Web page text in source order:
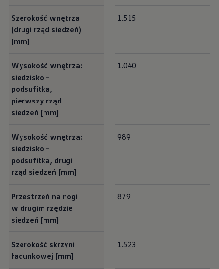
Szerokość wnętrza
(drugi rząd siedzeń)
[mm]
1.515
Wysokość wnętrza:
siedzisko -
podsufitka,
pierwszy rząd
siedzeń [mm]
1.040
Wysokość wnętrza:
siedzisko -
podsufitka, drugi
rząd siedzeń [mm]
989
Przestrzeń na nogi
w drugim rzędzie
siedzeń [mm]
879
Szerokość skrzyni
ładunkowej [mm]
1.523